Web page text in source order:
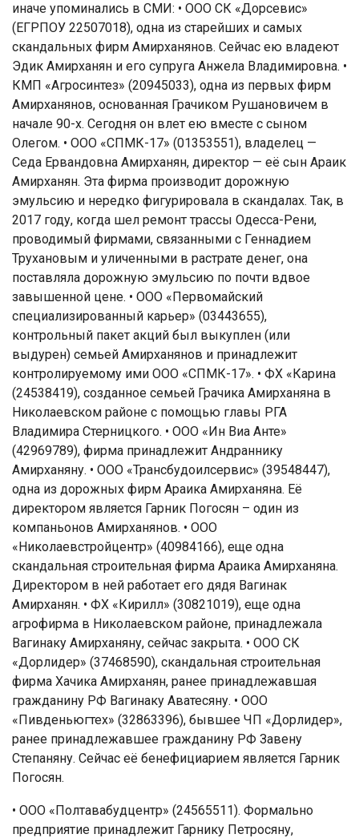
иначе упоминались в СМИ: • ООО СК «Дорсевис»
(ЕГРПОУ 22507018), одна из старейших и самых
скандальных фирм Амирханянов. Сейчас ею владеют
Эдик Амирханян и его супруга Анжела Владимировна. •
КМП «Агросинтез» (20945033), одна из первых фирм
Амирханянов, основанная Грачиком Рушановичем в
начале 90-х. Сегодня он влет ею вместе с сыном
Олегом. • ООО «СПМК-17» (01353551), владелец —
Седа Ервандовна Амирханян, директор — её сын Араик
Амирханян. Эта фирма производит дорожную
эмульсию и нередко фигурировала в скандалах. Так, в
2017 году, когда шел ремонт трассы Одесса-Рени,
проводимый фирмами, связанными с Геннадием
Трухановым и уличенными в растрате денег, она
поставляла дорожную эмульсию по почти вдвое
завышенной цене. • ООО «Первомайский
специализированный карьер» (03443655),
контрольный пакет акций был выкуплен (или
выдурен) семьей Амирханянов и принадлежит
контролируемому ими ООО «СПМК-17». • ФХ «Карина
(24538419), созданное семьей Грачика Амирханяна в
Николаевском районе с помощью главы РГА
Владимира Стерницкого. • ООО «Ин Виа Анте»
(42969789), фирма принадлежит Андраннику
Амирханяну. • ООО «Трансбудоилсервис» (39548447),
одна из дорожных фирм Араика Амирханяна. Её
директором является Гарник Погосян – один из
компаньонов Амирханянов. • ООО
«Николаевстройцентр» (40984166), еще одна
скандальная строительная фирма Араика Амирханяна.
Директором в ней работает его дядя Вагинак
Амирханян. • ФХ «Кирилл» (30821019), еще одна
агрофирма в Николаевском районе, принадлежала
Вагинаку Амирханяну, сейчас закрыта. • ООО СК
«Дорлидер» (37468590), скандальная строительная
фирма Хачика Амирханян, ранее принадлежавшая
гражданину РФ Вагинаку Аватесяну. • ООО
«Пивденьюгтех» (32863396), бывшее ЧП «Дорлидер»,
ранее принадлежавшее гражданину РФ Завену
Степаняну. Сейчас её бенефициарием является Гарник
Погосян.
• ООО «Полтавабудцентр» (24565511). Формально
предприятие принадлежит Гарнику Петросяну,